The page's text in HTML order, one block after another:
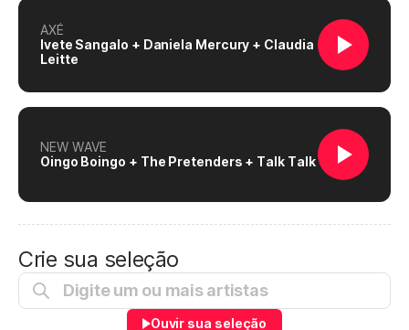
AXÉ
Ivete Sangalo + Daniela Mercury + Claudia
Leitte
NEW WAVE
Oingo Boingo + The Pretenders + Talk Talk
Crie sua seleção
Ouvir sua seleção